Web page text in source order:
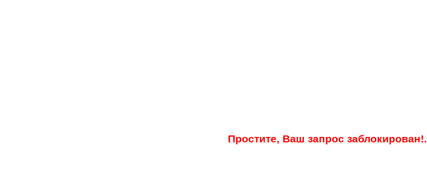
Простите, Ваш запрос заблокирован!.